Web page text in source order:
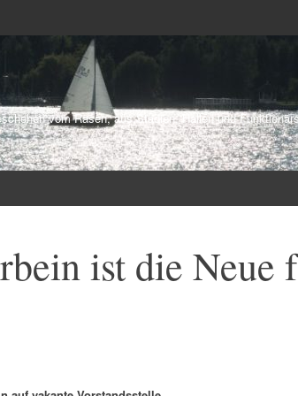
vom Rasen, aus Stadien, Hallen und
ist die Neue